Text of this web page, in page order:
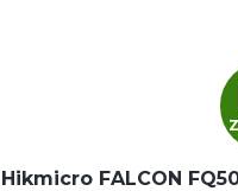
Hikmicro FALCON